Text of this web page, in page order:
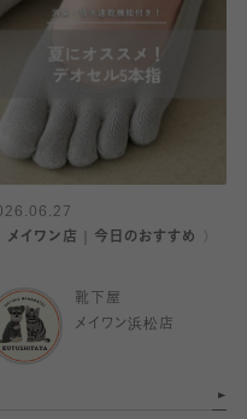
メイワン店｜今日のおすすめ 〉
靴下屋
メイワン浜松店